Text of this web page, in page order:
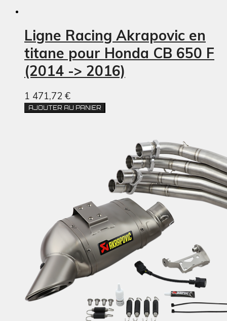
Ligne Racing Akrapovic en
titane pour Honda CB 650 F
(2014 -> 2016)
1 471,72 €
AJOUTER AU PANIER